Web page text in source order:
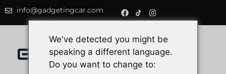
info@gadgetingcar.com
We've detected you might be
speaking a different language.
Do you want to change to: